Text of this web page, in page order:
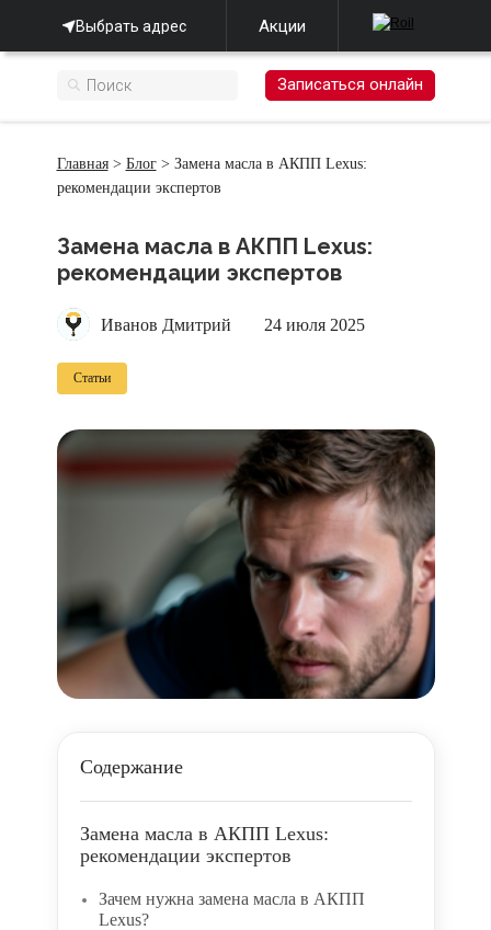
Выбрать адрес Акции
Записаться онлайн
Главная> Блог> Замена масла в АКПП Lexus:
рекомендации экспертов
Замена масла в АКПП Lexus:
рекомендации экспертов
Иванов Дмитрий 24 июля 2025
Статьи
Содержание
Замена масла в АКПП Lexus:
рекомендации экспертов
Зачем нужна замена масла в АКПП
Lexus?